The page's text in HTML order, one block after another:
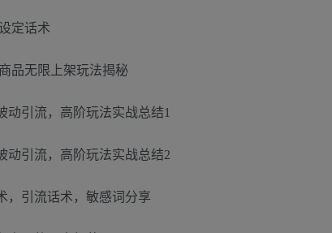
定话术
品无限上架玩法揭秘
动引流，高阶玩法实战总结1
动引流，高阶玩法实战总结2
，引流话术，敏感词分享